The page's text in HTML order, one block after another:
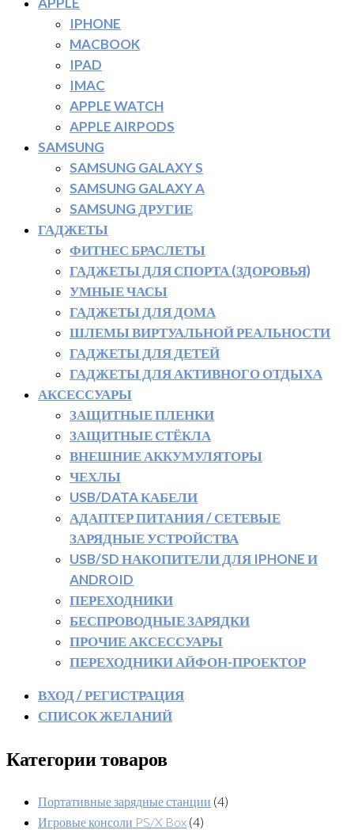
IPHONE
MACBOOK
IPAD
IMAC
APPLE WATCH
APPLE AIRPODS
SAMSUNG
SAMSUNG GALAXY S
SAMSUNG GALAXY A
SAMSUNG ДРУГИЕ
ГАДЖЕТЫ
ФИТНЕС БРАСЛЕТЫ
ГАДЖЕТЫ ДЛЯ СПОРТА (ЗДОРОВЬЯ)
УМНЫЕ ЧАСЫ
ГАДЖЕТЫ ДЛЯ ДОМА
ШЛЕМЫ ВИРТУАЛЬНОЙ РЕАЛЬНОСТИ
ГАДЖЕТЫ ДЛЯ ДЕТЕЙ
ГАДЖЕТЫ ДЛЯ АКТИВНОГО ОТДЫХА
АКСЕССУАРЫ
ЗАЩИТНЫЕ ПЛЕНКИ
ЗАЩИТНЫЕ СТЁКЛА
ВНЕШНИЕ АККУМУЛЯТОРЫ
ЧЕХЛЫ
USB/DATA КАБЕЛИ
АДАПТЕР ПИТАНИЯ / СЕТЕВЫЕ
ЗАРЯДНЫЕ УСТРОЙСТВА
USB/SD НАКОПИТЕЛИ ДЛЯ IPHONE И
ANDROID
ПЕРЕХОДНИКИ
БЕСПРОВОДНЫЕ ЗАРЯДКИ
ПРОЧИЕ АКСЕССУАРЫ
ПЕРЕХОДНИКИ АЙФОН-ПРОЕКТОР
ВХОД / РЕГИСТРАЦИЯ
СПИСОК ЖЕЛАНИЙ
Категории товаров
Портативные зарядные станции (4)
Игровые консоли PS/X Box (4)